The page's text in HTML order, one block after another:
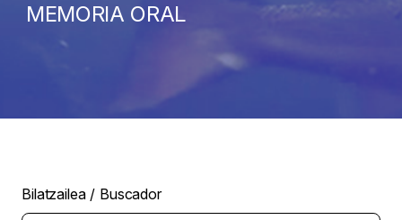
MEMORIA ORAL
Bilatzailea / Buscador